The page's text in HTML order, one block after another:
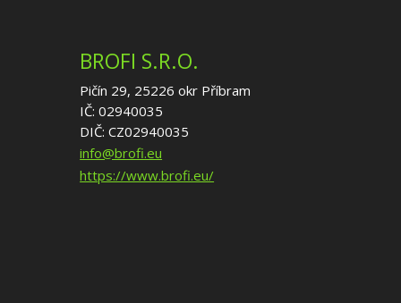
BROFI S.R.O.
Pičín 29, 25226 okr Příbram
IČ: 02940035
DIČ: CZ02940035
info@brofi.eu
https://www.brofi.eu/